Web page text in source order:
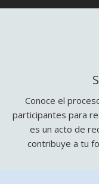
Conoce el
participantes para
es un acto de
contribuye a tu